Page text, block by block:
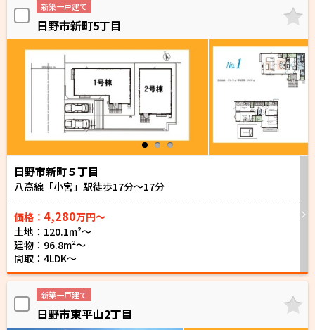
新築一戸建て
日野市新町5丁目
日野市新町５丁目
八高線「小宮」駅徒歩17分～17分
価格： 4,280万円～
土地：120.1m²〜
建物：96.8m²〜
間取：4LDK～
新築一戸建て
日野市東平山2丁目